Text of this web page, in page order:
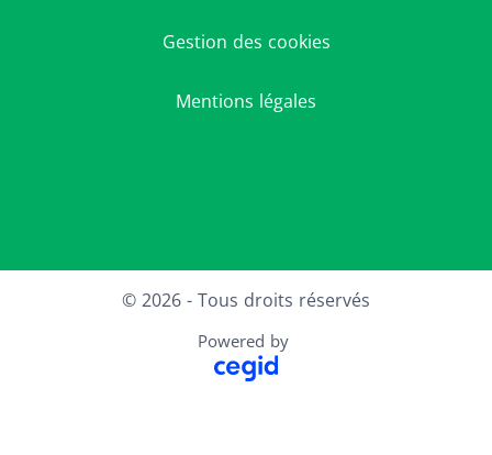
Gestion des cookies
Mentions légales
© 2026 - Tous droits réservés
Powered by